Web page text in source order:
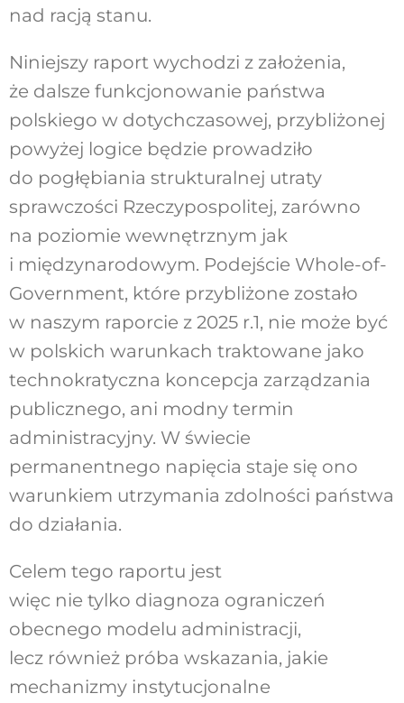
nad racją stanu.
Niniejszy raport wychodzi z założenia,
że dalsze funkcjonowanie państwa
polskiego w dotychczasowej, przybliżonej
powyżej logice będzie prowadziło
do pogłębiania strukturalnej utraty
sprawczości Rzeczypospolitej, zarówno
na poziomie wewnętrznym jak
i międzynarodowym. Podejście Whole-of-
Government, które przybliżone zostało
w naszym raporcie z 2025 r.1, nie może być
w polskich warunkach traktowane jako
technokratyczna koncepcja zarządzania
publicznego, ani modny termin
administracyjny. W świecie
permanentnego napięcia staje się ono
warunkiem utrzymania zdolności państwa
do działania.
Celem tego raportu jest
więc nie tylko diagnoza ograniczeń
obecnego modelu administracji,
lecz również próba wskazania, jakie
mechanizmy instytucjonalne